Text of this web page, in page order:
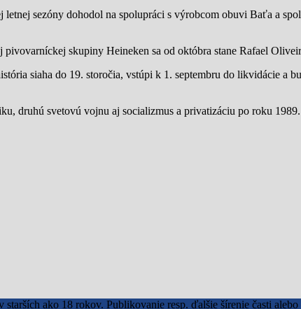
letnej sezóny dohodol na spolupráci s výrobcom obuvi Baťa a
pivovarníckej skupiny Heineken sa od októbra stane Rafael
siaha do 19. storočia, vstúpi k 1. septembru do likvidácie a
druhú svetovú vojnu aj socializmus a privatizáciu po roku
ako 18 rokov. Publikovanie resp. ďalšie šírenie časti